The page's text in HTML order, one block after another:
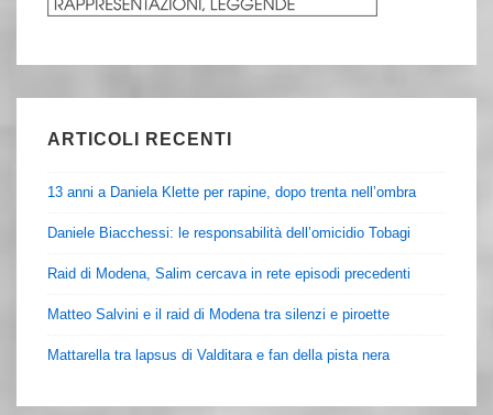
ARTICOLI RECENTI
13 anni a Daniela Klette per rapine, dopo trenta nell’ombra
Daniele Biacchessi: le responsabilità dell’omicidio Tobagi
Raid di Modena, Salim cercava in rete episodi precedenti
Matteo Salvini e il raid di Modena tra silenzi e piroette
Mattarella tra lapsus di Valditara e fan della pista nera